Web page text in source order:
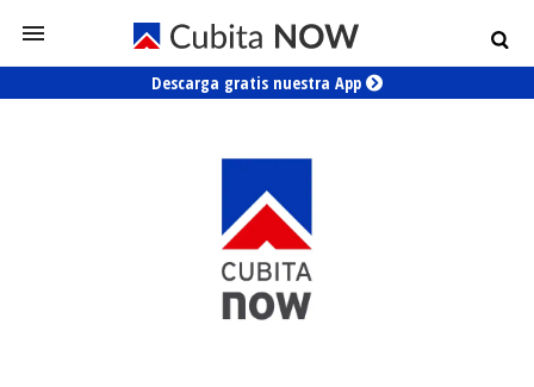
Descarga gratis nuestra App